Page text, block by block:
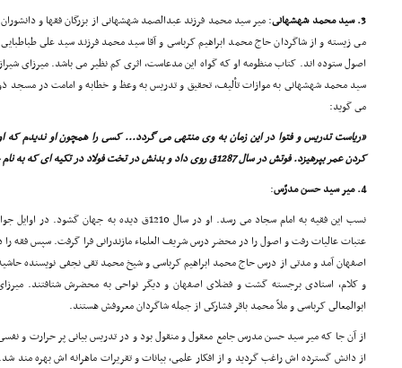
3. سید محمد شهشهانى
: میر سید محمد فرزند عبدالصمد شهشهانى از بزرگان فقها و
مى زیسته و از شاگردان حاج محمد ابراهیم کرباسى و آقا سید محمد فرزند سید على
اصول ستوده اند. کتاب منظومه او که گواه این مدعاست، اثرى کم نظیر مى باشد. میرزاى
سید محمد شهشهانى به موازات تألیف، تحقیق و تدریس به وعظ و خطابه و امامت در مسجد
مى گوید:
«ریاست تدریس و فتوا در این زمان به وى منتهى مى گردد... کسى را همچون او ندیدم که
کردن عمر بپرهیزد. فوتش در سال 1287ق روى داد و بدنش در تخت فولاد در تکیه اى که به نام خودش مشهور است، دفن گشت.»
4. میر سید حسن مدرّس
:
نسب این فقیه به امام سجاد مى رسد. او در سال 1210ق
عتبات عالیات رفت و اصول را در محضر درس شریف العلماء مازندرانى فرا گرفت. سپس فقه
اصفهان آمد و مدتى از درس حاج محمد ابراهیم کرباسى و شیخ محمد تقى نجفى نویسنده
و کلام، استادى برجسته گشت و فضلاى اصفهان و دیگر نواحى به محضرش شتافتند.
ابوالمعالى کرباسى و ملاّ محمد باقر فشارکى از جمله شاگردان معروفش هستند.
از آن جا که میر سید حسن مدرس جامع معقول و منقول بود و در تدریس بیانى پر حرارت و
از دانش گسترده اش راغب گردید و از افکار علمى، بیانات و تقریرات ماهرانه اش بهره